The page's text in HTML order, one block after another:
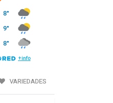
VARIEDADES